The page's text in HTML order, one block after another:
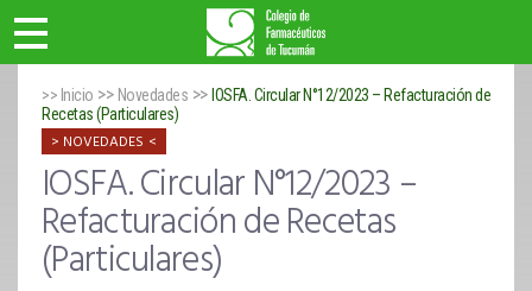
>> Inicio >> Novedades >> IOSFA. Circular N°12/2023 – Refacturación de
Recetas (Particulares)
NOVEDADES
IOSFA. Circular N°12/2023 –
Refacturación de Recetas
(Particulares)